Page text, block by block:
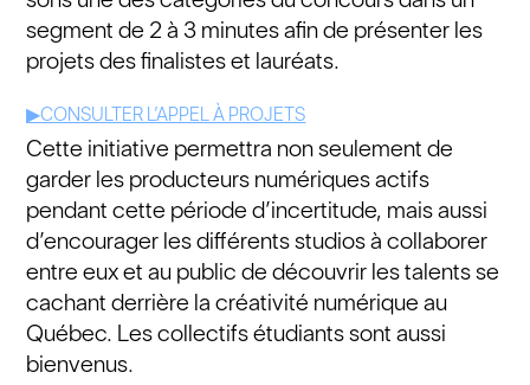
segment de 2 à 3 minutes afin de présenter les
projets des finalistes et lauréats.
▶︎CONSULTER L’APPEL À PROJETS
Cette initiative permettra non seulement de
garder les producteurs numériques actifs
pendant cette période d’incertitude, mais aussi
d’encourager les différents studios à collaborer
entre eux et au public de découvrir les talents se
cachant derrière la créativité numérique au
Québec. Les collectifs étudiants sont aussi
bienvenus.